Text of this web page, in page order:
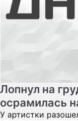
Лопнул на
осрамилась
У артистки